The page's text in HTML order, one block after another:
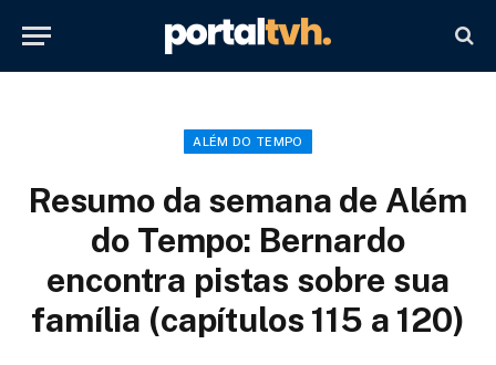
ALÉM DO TEMPO
Resumo da semana de Além
do Tempo: Bernardo
encontra pistas sobre sua
família (capítulos 115 a 120)